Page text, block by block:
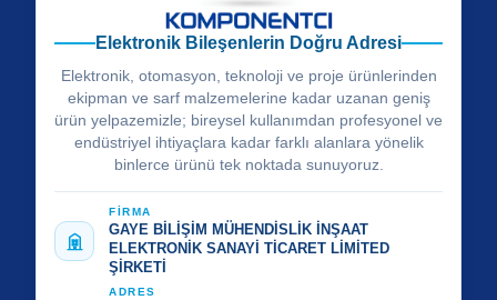
Elektronik Bileşenlerin Doğru Adresi
Elektronik, otomasyon, teknoloji ve proje ürünlerinden
ekipman ve sarf malzemelerine kadar uzanan geniş
ürün yelpazemizle; bireysel kullanımdan profesyonel ve
endüstriyel ihtiyaçlara kadar farklı alanlara yönelik
binlerce ürünü tek noktada sunuyoruz.
FİRMA
GAYE BİLİŞİM MÜHENDİSLİK İNŞAAT
ELEKTRONİK SANAYİ TİCARET LİMİTED
ŞİRKETİ
ADRES